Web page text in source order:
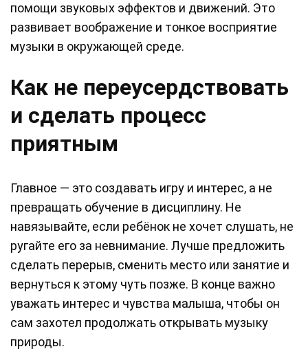
помощи звуковых эффектов и движений. Это
развивает воображение и тонкое восприятие
музыки в окружающей среде.
Как не переусердствовать
и сделать процесс
приятным
Главное — это создавать игру и интерес, а не
превращать обучение в дисциплину. Не
навязывайте, если ребёнок не хочет слушать, не
ругайте его за невнимание. Лучше предложить
сделать перерыв, сменить место или занятие и
вернуться к этому чуть позже. В конце важно
уважать интерес и чувства малыша, чтобы он
сам захотел продолжать открывать музыку
природы.